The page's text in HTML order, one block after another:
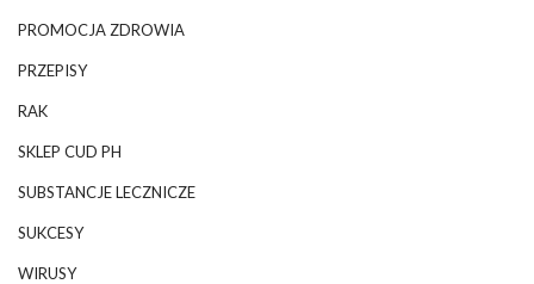
PROMOCJA ZDROWIA
PRZEPISY
RAK
SKLEP CUD PH
SUBSTANCJE LECZNICZE
SUKCESY
WIRUSY